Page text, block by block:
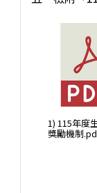
1) 115年度
獎勵機制